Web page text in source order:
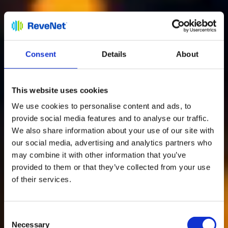
Consent Details About
This website uses cookies
We use cookies to personalise content and ads, to
provide social media features and to analyse our traffic.
We also share information about your use of our site with
our social media, advertising and analytics partners who
may combine it with other information that you’ve
provided to them or that they’ve collected from your use
of their services.
Necessary